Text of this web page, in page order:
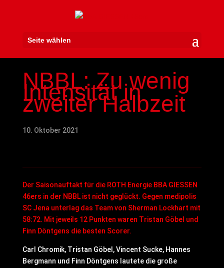
Seite wählen
NBBL: Zu wenig
Intensität in
zweiter Halbzeit
10. Oktober 2021
Der Saisonauftakt für die ROTH Energie BBA GIESSEN
46ers in der NBBL ist nicht geglückt. Gegen medipolis
SC Jena unterlag das Team von Sherman Lockhart mit
58:72. Mit jeweils 12 Punkten waren Tristan Göbel und
Finn Döntgens die besten Scorer.
Carl Chromik, Tristan Göbel, Vincent Sucke, Hannes
Bergmann und Finn Döntgens lautete die große